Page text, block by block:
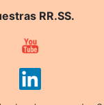
RR.SS.